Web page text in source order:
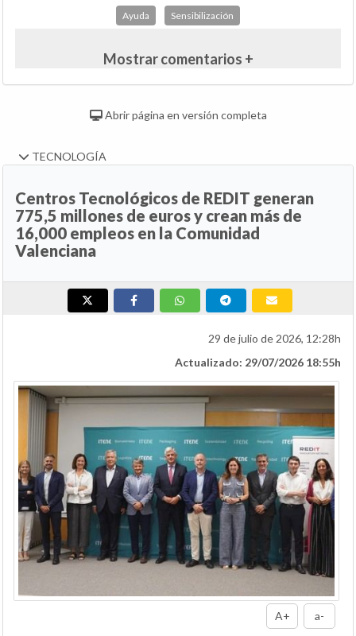
Ayuda Sensibilización
Mostrar comentarios +
Abrir página en versión completa
TECNOLOGÍA
Centros Tecnológicos de REDIT generan
775,5 millones de euros y crean más de
16,000 empleos en la Comunidad
Valenciana
29 de julio de 2026, 12:28h
Actualizado: 29/07/2026 18:55h
A+ a-